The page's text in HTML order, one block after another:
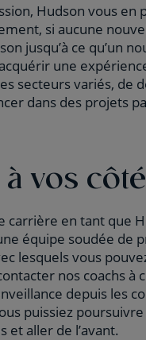
Hudson vous
si aucune
jusqu’à ce qu’un
une
secteurs variés,
dans des projets
vos
carrière en tant que
équipe soudée de
lesquels vous
nos coachs
depuis les
puissiez
et aller de l’avant.